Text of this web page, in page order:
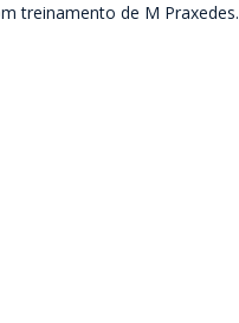
treinamento de M Praxedes.